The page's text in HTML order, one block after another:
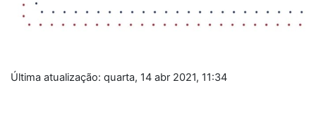
Última atualização: quarta, 14 abr 2021, 11:34